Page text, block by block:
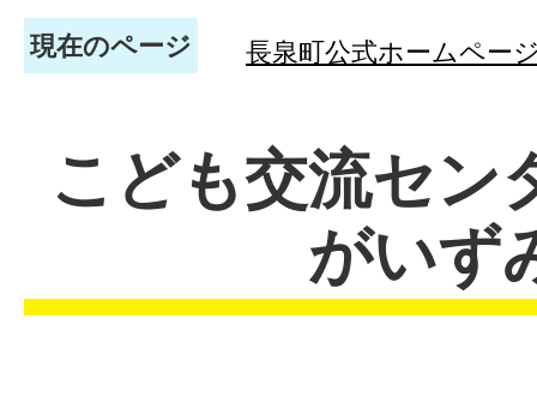
現在のページ 長泉町公式ホームペー
こども交流セン
がいず